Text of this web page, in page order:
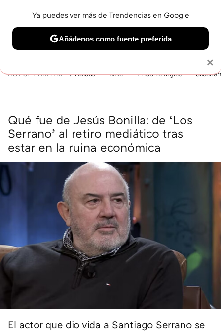
BELLEZA SHOPPING VIAJES GASTRO SNEAKERS
HOY SE HABLA DE Adidas Nike El Corte Inglés
Qué fue de Jesús Bonilla: de ‘Los
Serrano’ al retiro mediático tras
estar en la ruina económica
El actor que dio vida a Santiago Serrano se
×
Ya puedes ver más de Trendencias en Google
Añádenos como fuente preferida